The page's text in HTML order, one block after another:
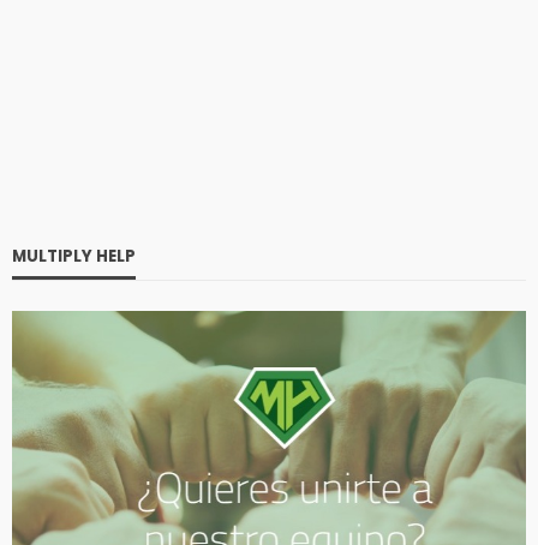
MULTIPLY HELP